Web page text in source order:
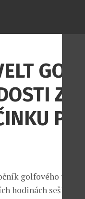
GOLF
Z
PŘI
golfového turnaje
hodinách sešlo